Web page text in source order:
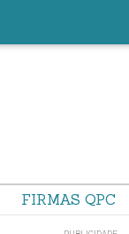
FIRMAS QPC